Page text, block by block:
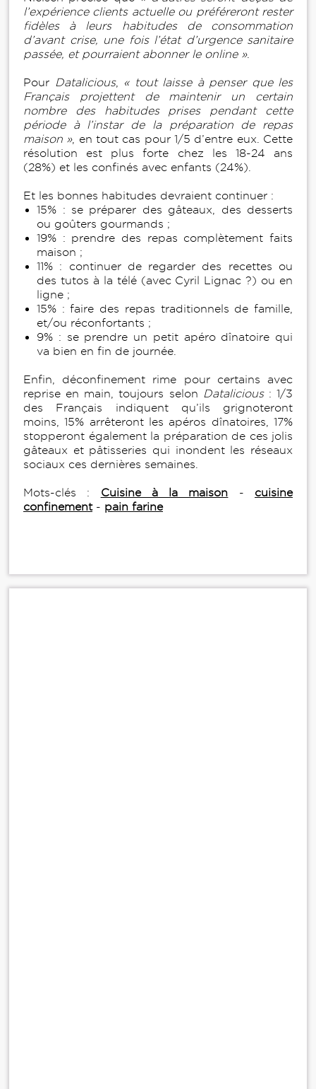
l’expérience clients actuelle ou préféreront rester
fidèles à leurs habitudes de consommation
d’avant crise, une fois l’état d’urgence sanitaire
passée, et pourraient abonner le online ».
Pour Datalicious,
« tout laisse à penser que les
Français projettent de maintenir un certain
nombre des habitudes prises pendant cette
période à l’instar de la préparation de repas
maison », en tout cas pour 1/5 d’entre eux. Cette
résolution est plus forte chez les 18-24 ans
(28%) et les confinés avec enfants (24%).
Et les bonnes habitudes devraient continuer :
15% : se préparer des gâteaux, des desserts
ou goûters gourmands ;
19% : prendre des repas complètement faits
maison ;
11% : continuer de regarder des recettes ou
des tutos à la télé (avec Cyril Lignac ?) ou en
ligne ;
15% : faire des repas traditionnels de famille,
et/ou réconfortants ;
9% : se prendre un petit apéro dînatoire qui
va bien en fin de journée.
Enfin, déconfinement rime pour certains avec
reprise en main, toujours selon Datalicious: 1/3
des Français indiquent qu’ils grignoteront
moins, 15% arrêteront les apéros dînatoires, 17%
stopperont également la préparation de ces jolis
gâteaux et pâtisseries qui inondent les réseaux
sociaux ces dernières semaines.
Mots-clés : Cuisine à la maison - cuisine
confinement- pain farine